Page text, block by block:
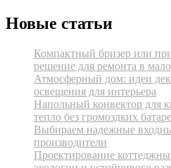
Новые статьи
Компактный бризер или
решение для ремонта в
Атмосферный дом: идеи
освещения для интерьера
Напольный конвектор для
тепло без громоздких
Выбираем надежные
производители
Проектирование